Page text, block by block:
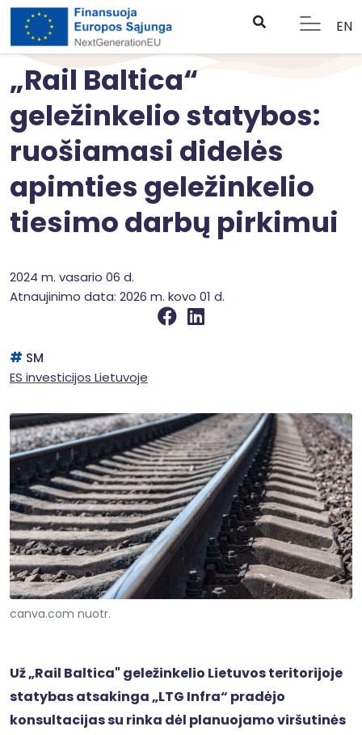
EN
„Rail Baltica“
geležinkelio statybos:
ruošiamasi didelės
apimties geležinkelio
tiesimo darbų pirkimui
2024 m. vasario 06 d.
Atnaujinimo data: 2026 m. kovo 01 d.
SM
ES investicijos Lietuvoje
canva.com nuotr.
Už „Rail Baltica" geležinkelio Lietuvos teritorijoje
statybas atsakinga „LTG Infra“ pradėjo
konsultacijas su rinka dėl planuojamo viršutinės